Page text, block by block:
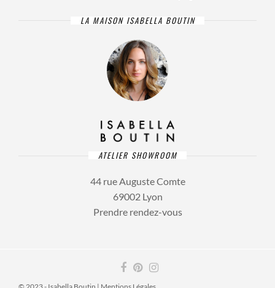
LA MAISON ISABELLA BOUTIN
ATELIER SHOWROOM
44 rue Auguste Comte
69002 Lyon
Prendre rendez-vous